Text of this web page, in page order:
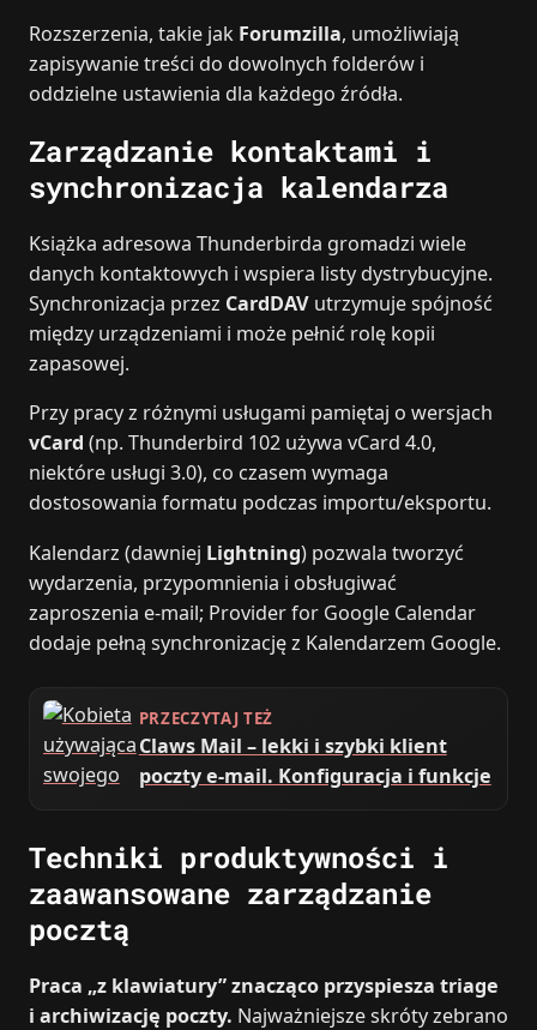
Rozszerzenia, takie jak Forumzilla, umożliwiają
zapisywanie treści do dowolnych folderów i
oddzielne ustawienia dla każdego źródła.
Zarządzanie kontaktami i
synchronizacja kalendarza
Książka adresowa Thunderbirda gromadzi wiele
danych kontaktowych i wspiera listy dystrybucyjne.
Synchronizacja przez CardDAV utrzymuje spójność
między urządzeniami i może pełnić rolę kopii
zapasowej.
Przy pracy z różnymi usługami pamiętaj o wersjach
vCard (np. Thunderbird 102 używa vCard 4.0,
niektóre usługi 3.0), co czasem wymaga
dostosowania formatu podczas importu/eksportu.
Kalendarz (dawniej Lightning) pozwala tworzyć
wydarzenia, przypomnienia i obsługiwać
zaproszenia e‑mail; Provider for Google Calendar
dodaje pełną synchronizację z Kalendarzem Google.
PRZECZYTAJ TEŻ
Claws Mail – lekki i szybki klient
poczty e-mail. Konfiguracja i funkcje
Techniki produktywności i
zaawansowane zarządzanie
pocztą
Praca „z klawiatury” znacząco przyspiesza triage
i archiwizację poczty. Najważniejsze skróty zebrano